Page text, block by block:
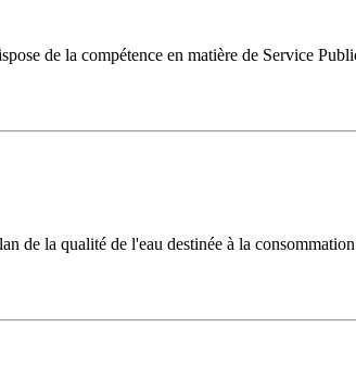
de la compétence en matière de Service
la qualité de l'eau destinée à la